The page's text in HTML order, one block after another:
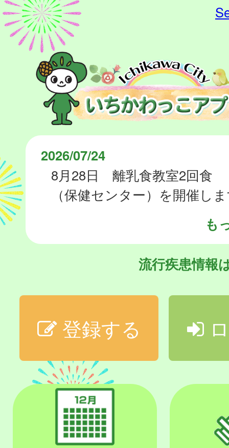
2026/07/24
8月28日 離乳食教室2回食
（保健センター）を開催し
も
流行疾患情報
登録する